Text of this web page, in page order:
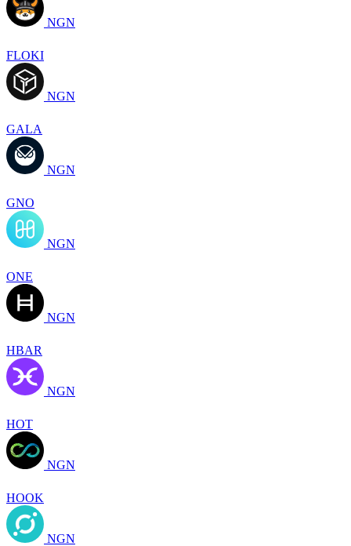
NGN
FLOKI
NGN
GALA
NGN
GNO
NGN
ONE
NGN
HBAR
NGN
HOT
NGN
HOOK
NGN